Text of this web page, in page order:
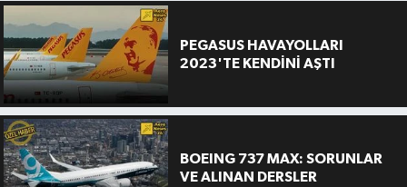
PEGASUS HAVAYOLLARI
2023'TE KENDİNİ AŞTI
BOEING 737 MAX: SORUNLAR
VE ALINAN DERSLER